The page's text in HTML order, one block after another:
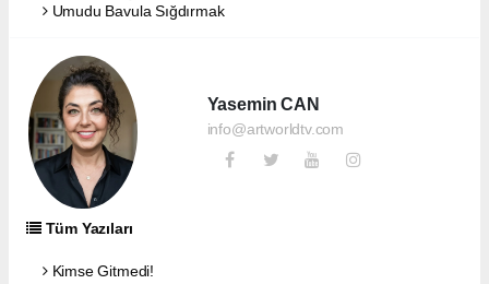
Umudu Bavula Sığdırmak
Yasemin CAN
info@artworldtv.com
Tüm Yazıları
Kimse Gitmedi!